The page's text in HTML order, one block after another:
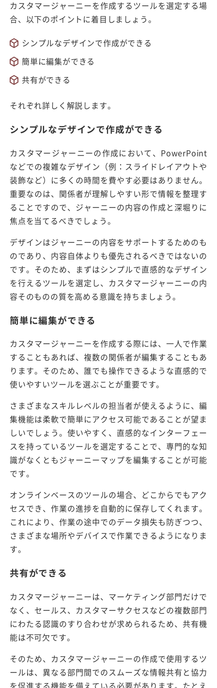
カスタマージャーニーを作成するツールを選定する場
合、以下のポイントに着目しましょう。
シンプルなデザインで作成ができる
簡単に編集ができる
共有ができる
それぞれ詳しく解説します。
シンプルなデザインで作成ができる
カスタマージャーニーの作成において、PowerPoint
などでの複雑なデザイン（例：スライドレイアウトや
装飾など）に多くの時間を費やす必要はありません。
重要なのは、関係者が理解しやすい形で情報を整理す
ることですので、ジャーニーの内容の作成と深堀りに
焦点を当てるべきでしょう。
デザインはジャーニーの内容をサポートするためのも
のであり、内容自体よりも優先されるべきではないの
です。そのため、まずはシンプルで直感的なデザイン
を行えるツールを選定し、カスタマージャーニーの内
容そのものの質を高める意識を持ちましょう。
簡単に編集ができる
カスタマージャーニーを作成する際には、一人で作業
することもあれば、複数の関係者が編集することもあ
ります。そのため、誰でも操作できるような直感的で
使いやすいツールを選ぶことが重要です。
さまざまなスキルレベルの担当者が使えるように、編
集機能は柔軟で簡単にアクセス可能であることが望ま
しいでしょう。使いやすく、直感的なインターフェー
スを持っているツールを選定することで、専門的な知
識がなくともジャーニーマップを編集することが可能
です。
オンラインベースのツールの場合、どこからでもアク
セスでき、作業の進捗を自動的に保存してくれます。
これにより、作業の途中でのデータ損失も防ぎつつ、
さまざまな場所やデバイスで作業できるようになりま
す。
共有ができる
カスタマージャーニーは、マーケティング部門だけで
なく、セールス、カスタマーサクセスなどの複数部門
にわたる認識のすり合わせが求められるため、共有機
能は不可欠です。
そのため、カスタマージャーニーの作成で使用するツ
ールは、異なる部門間でのスムーズな情報共有と協力
を促進する機能を備えている必要があります。たとえ